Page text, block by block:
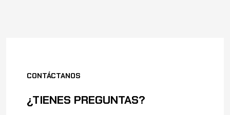
CONTÁCTANOS
¿TIENES PREGUNTAS?